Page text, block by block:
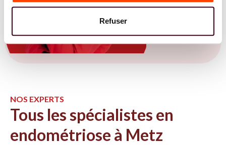
Refuser
NOS EXPERTS
Tous les spécialistes en
endométriose à Metz